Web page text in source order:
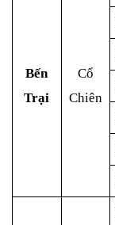
Bến
Trại
Cổ
Chiên